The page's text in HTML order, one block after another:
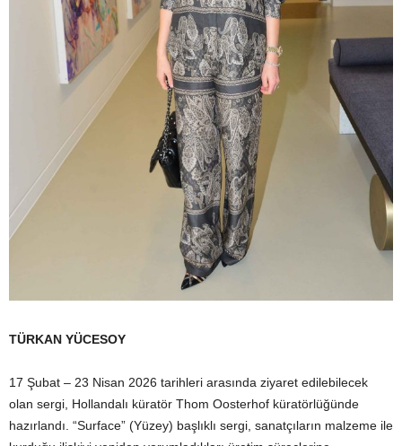
TÜRKAN YÜCESOY
17 Şubat – 23 Nisan 2026 tarihleri arasında ziyaret edilebilecek
olan sergi, Hollandalı küratör Thom Oosterhof küratörlüğünde
hazırlandı. “Surface” (Yüzey) başlıklı sergi, sanatçıların malzeme ile